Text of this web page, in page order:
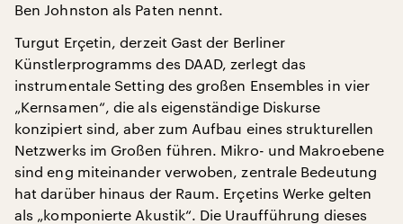
Ben Johnston als Paten nennt.
Turgut Erçetin, derzeit Gast der Berliner
Künstlerprogramms des DAAD, zerlegt das
instrumentale Setting des großen Ensembles in vier
„Kernsamen“, die als eigenständige Diskurse
konzipiert sind, aber zum Aufbau eines strukturellen
Netzwerks im Großen führen. Mikro- und Makroebene
sind eng miteinander verwoben, zentrale Bedeutung
hat darüber hinaus der Raum. Erçetins Werke gelten
als „komponierte Akustik“. Die Uraufführung dieses